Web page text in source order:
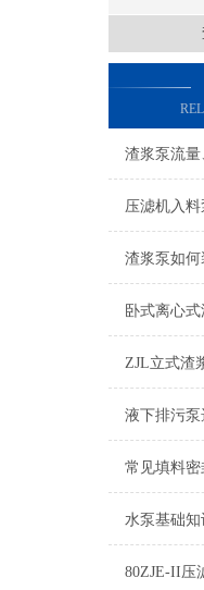
渣浆泵如
卧式离心
液下排污
常见填料
水泵基础
80ZJE-II压